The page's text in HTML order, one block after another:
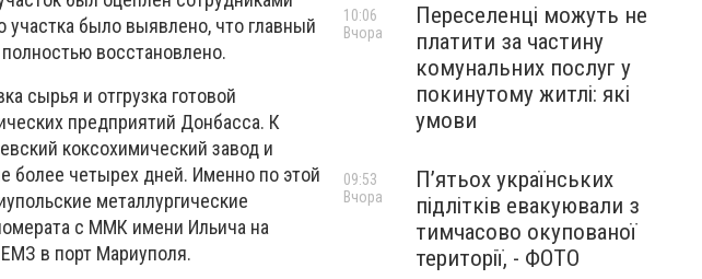
было выявлено, что главный
восстановлено.
сырья и отгрузка готовой
предприятий Донбасса. К
коксохимический завод и
более четырех дней. Именно по этой
металлургические
с ММК имени Ильича на
в порт Мариуполя.
Переселенці можуть не
платити за частину
комунальних послуг у
покинутому житлі: які
умови
10:06
Вчора
П’ятьох українських
підлітків евакуювали з
тимчасово окупованої
території, - ФОТО
09:53
Вчора